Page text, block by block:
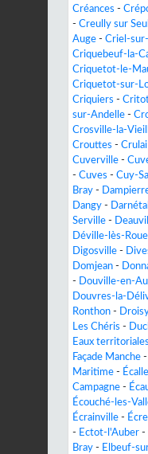
Créances -
- Creully sur
Auge - Criel-
Criquebeuf-la-
Criquetot-le-
Criquetot-sur-
Criquiers -
sur-Andelle -
Crosville-la-
Crouttes - Crulai
Cuverville -
- Cuves - Cuy-
Bray -
Dangy - Darnétal
Serville -
Déville-lès-
Digosville -
Domjean -
- Douville-en-
Douvres-la-
Ronthon -
Les Chéris -
Eaux
Façade Manche -
Maritime -
Campagne -
Écouché-les-
Écrainville -
- Ectot-l'Auber -
Bray - Elbeuf-